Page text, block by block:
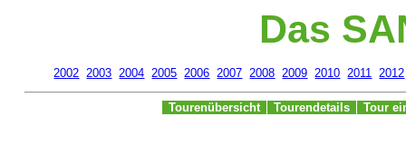
Das
2002 2003 2004 2005 2006 2007 2008 2009 2010 2011 2012
Tourenübersicht Tourendetails Tour